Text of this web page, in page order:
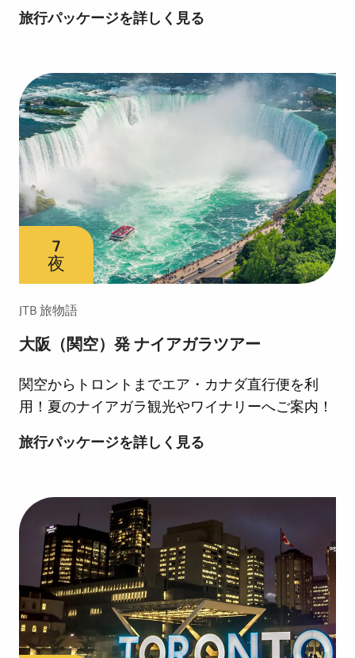
旅行パッケージを詳しく見る
ワ
キ
ン
ト
レ
イ
ナ
イ
ア
彩
カ
ナ
ダ
7
日
7
夜
JTB 旅物語
大阪（関空）発 ナイアガラツアー
関空からトロントまでエア・カナダ直行便を利
用！夏のナイアガラ観光やワイナリーへご案内！
旅行パッケージを詳しく見る
（関
空）
発
ナ
イ
ア
ガ